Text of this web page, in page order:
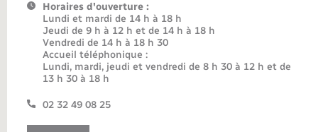
Horaires d'ouverture :
Lundi et mardi de 14 h à 18 h
Jeudi de 9 h à 12 h et de 14 h à 18 h
Vendredi de 14 h à 18 h 30
Accueil téléphonique :
Lundi, mardi, jeudi et vendredi de 8 h 30 à 12 h et de
13 h 30 à 18 h
02 32 49 08 25